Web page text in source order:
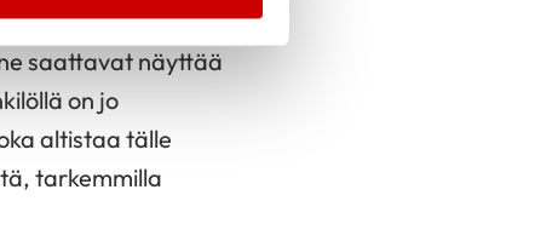
seuraus sellaisesta.
saattavat näyttää
on jo
altistaa tälle
tarkemmilla